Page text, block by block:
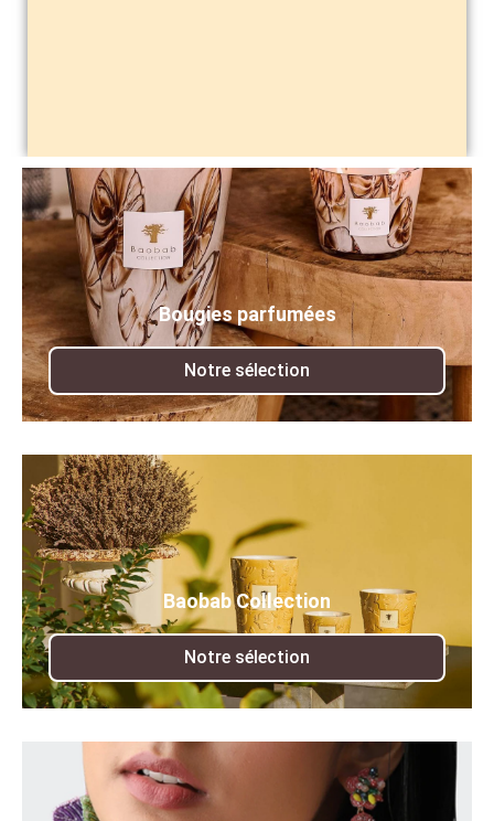
Bougies parfumées
Notre sélection
Baobab Collection
Notre sélection